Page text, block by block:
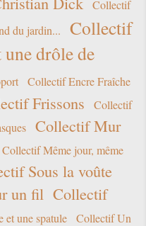
Collectif
du jardin...
Collectif
une drôle de
Collectif Encre Fraîche
Frissons
Collectif
Collectif Mur
Collectif Même jour, même
Sous la voûte
un fil Collectif
et une spatule
Collectif Un